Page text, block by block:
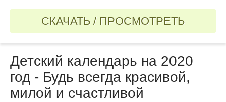
СКАЧАТЬ / ПРОСМОТРЕТЬ
Детский календарь на 2020
год - Будь всегда красивой,
милой и счастливой